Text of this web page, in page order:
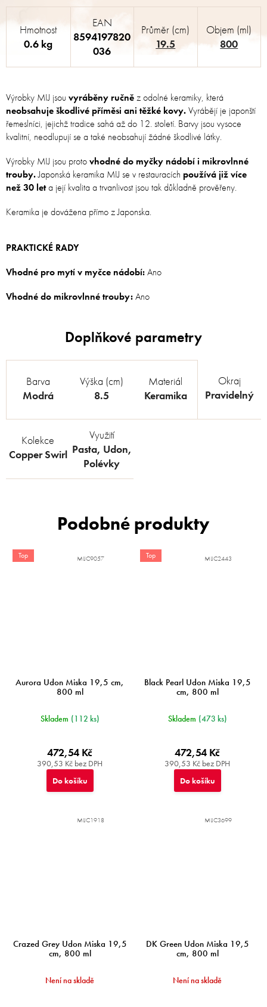
Výrobky MIJ jsou vyráběny ručněz odolné keramiky, která
neobsahuje škodlivé příměsi ani těžké kovy.Vyrábějí je japonští
řemeslníci, jejichž tradice sahá až do 12. století. Barvy jsou vysoce
kvalitní, neodlupují se a také neobsahují žádné škodlivé látky.
Výrobky MIJ jsou protovhodné do myčky nádobí i mikrovlnné
trouby.Japonská keramika MIJ se v restauracích používá již více
než 30 leta její kvalita a trvanlivost jsou tak důkladně prověřeny.
Keramika je dovážena přímo z Japonska.
PRAKTICKÉ RADY
Vhodné pro mytí v myčce nádobí:Ano
Vhodné do mikrovlnné trouby:Ano
Hmotnost
0.6 kg
EAN
8594197820
036
Průměr (cm)
19.5
Objem (ml)
800
Barva
Modrá
Výška (cm)
8.5
Materiál
Keramika
Okraj
Pravidelný
Kolekce
Copper Swirl
Využití
Pasta, Udon,
Polévky
Top
Aurora Udon Miska 19,5 cm,
800 ml
Skladem (112 ks)
390,53 Kč bez DPH
472,54 Kč
Do košíku
MIJC9057 Top
Black Pearl Udon Miska 19,5
cm, 800 ml
Skladem (473 ks)
390,53 Kč bez DPH
472,54 Kč
Do košíku
MIJC2443
Crazed Grey Udon Miska 19,5
cm, 800 ml
Není na skladě
MIJC1918
DK Green Udon Miska 19,5
cm, 800 ml
Není na skladě
MIJC3699